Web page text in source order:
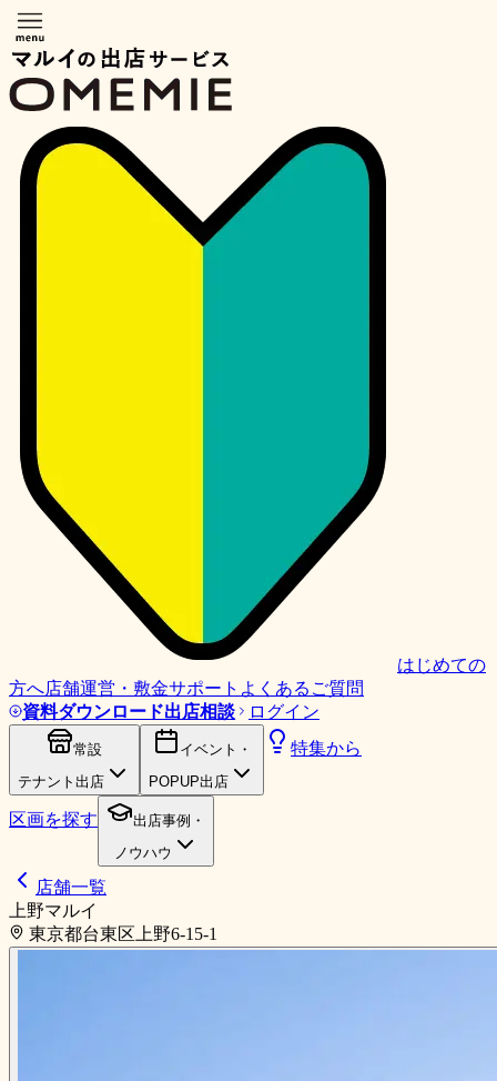
はじめての
方へ店舗運営・敷金サポート よくあるご質問
資料ダウンロード出店相談 ログイン
常設
テナント出店
イベント・
POPUP出店
特集から
区画を探す
出店事例・
ノウハウ
店舗一覧
上野マルイ
東京都台東区上野6-15-1